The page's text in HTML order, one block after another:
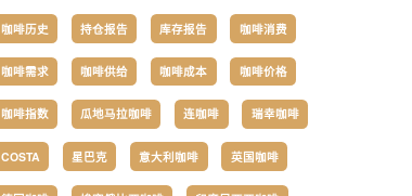
咖啡历史 持仓报告 库存报告 咖啡消费
咖啡需求 咖啡供给 咖啡成本 咖啡价格
咖啡指数 瓜地马拉咖啡 连咖啡 瑞幸咖啡
COSTA 星巴克 意大利咖啡 英国咖啡